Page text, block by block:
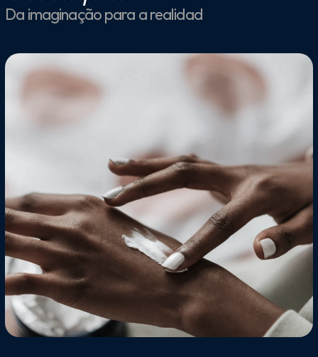
Da imaginação para a realidad
Teste de Eficácia